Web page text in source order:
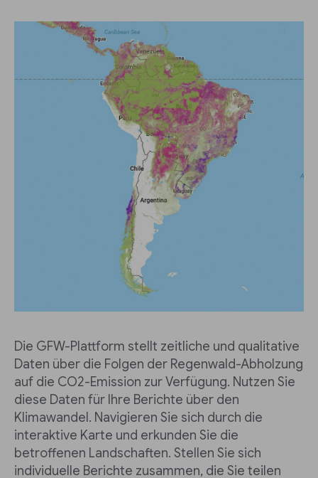
Die GFW-Plattform stellt zeitliche und qualitative
Daten über die Folgen der Regenwald-Abholzung
auf die CO2-Emission zur Verfügung. Nutzen Sie
diese Daten für Ihre Berichte über den
Klimawandel. Navigieren Sie sich durch die
interaktive Karte und erkunden Sie die
betroffenen Landschaften. Stellen Sie sich
individuelle Berichte zusammen, die Sie teilen